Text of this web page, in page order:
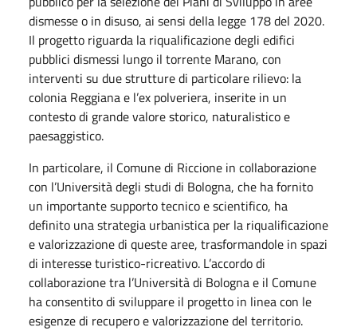
dismesse o in disuso, ai sensi della legge 178 del 2020.
Il progetto riguarda la riqualificazione degli edifici
pubblici dismessi lungo il torrente Marano, con
interventi su due strutture di particolare rilievo: la
colonia Reggiana e l’ex polveriera, inserite in un
contesto di grande valore storico, naturalistico e
paesaggistico.
In particolare, il Comune di Riccione in collaborazione
con l’Università degli studi di Bologna, che ha fornito
un importante supporto tecnico e scientifico, ha
definito una strategia urbanistica per la riqualificazione
e valorizzazione di queste aree, trasformandole in spazi
di interesse turistico-ricreativo. L’accordo di
collaborazione tra l’Università di Bologna e il Comune
ha consentito di sviluppare il progetto in linea con le
esigenze di recupero e valorizzazione del territorio.